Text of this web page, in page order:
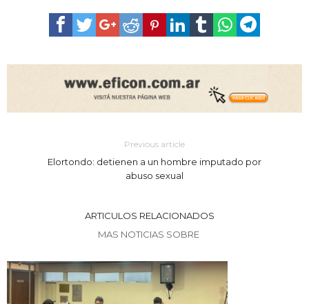
Previous article
Elortondo: detienen a un hombre imputado por
abuso sexual
ARTICULOS RELACIONADOS
MAS NOTICIAS SOBRE